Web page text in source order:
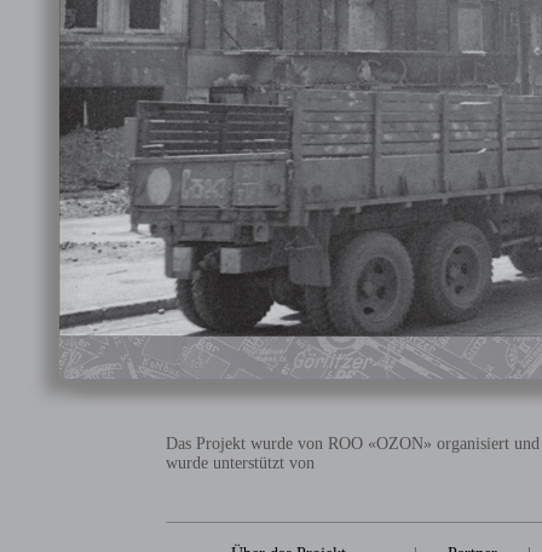
Das Projekt wurde von ROO «OZON» organisiert und
wurde unterstützt von